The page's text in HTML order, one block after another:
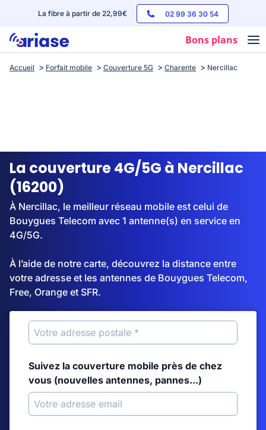
La fibre à partir de 22,99€ 02 99 36 30 54
Bons plans
Box internet
Streaming
Accueil Forfait mobile Couverture 5G Charente Nercillac
La couverture 4G/5G à Nercillac
(16200)
À Nercillac, le meilleur réseau mobile est celui de
Bouygues Telecom avec 1 antenne(s) en service en
4G/5G.
À l’aide de notre carte, découvrez la distance entre
votre adresse et les antennes de Bouygues Telecom,
Free, Orange et SFR.
Suivez la couverture mobile près de chez
vous (nouvelles antennes, pannes...)